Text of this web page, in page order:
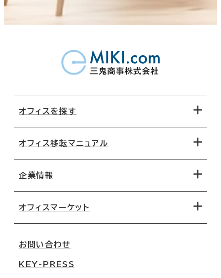
オフィスを探す
地図から探す
路線・駅から探す
オフィス移転マニュアル
移転コストシミュレーション
移転スケジュール
オフィス移転Q&A
企業情報
オフィスマーケット
大阪
お問い合わせ
KEY-PRESS